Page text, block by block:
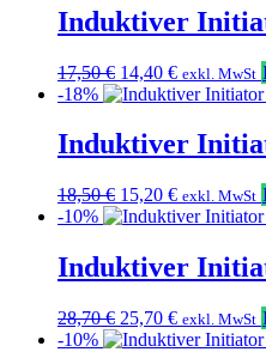
18,50 €
15,20 €.
Induktiver
17,50€ Ursprünglicher
Preis
17,50 €
14,40 €Aktueller
Preis
14,40 €.
exkl. MwSt
-18%
Induktiver
18,50€ Ursprünglicher
Preis
18,50 €
15,20 €Aktueller
Preis
15,20 €.
exkl. MwSt
-10%
Induktiver
28,70€ Ursprünglicher
Preis
25,70 €Aktueller
Preis
exkl. MwSt
-10%